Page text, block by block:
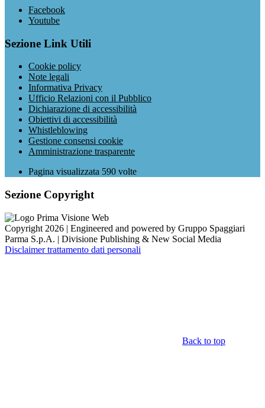
Facebook
Youtube
Sezione Link Utili
Cookie policy
Note legali
Informativa Privacy
Ufficio Relazioni con il Pubblico
Dichiarazione di accessibilità
Obiettivi di accessibilità
Whistleblowing
Gestione consensi cookie
Amministrazione trasparente
Pagina visualizzata 590 volte
Sezione Copyright
Copyright 2026 | Engineered and powered by Gruppo Spaggiari
Parma S.p.A. | Divisione Publishing & New Social Media
Disclaimer trattamento dati personali
Back to top